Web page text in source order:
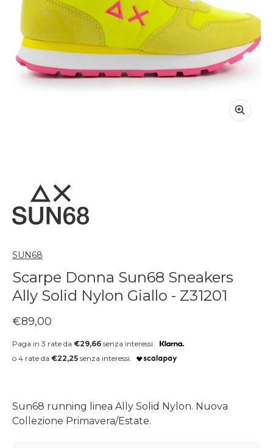
SUN68
Scarpe Donna Sun68 Sneakers
Ally Solid Nylon Giallo - Z31201
Prezzo regolare
€89,00
Paga in 3 rate da €29,66 senza interessi.
o 4 rate da €22,25 senza interessi.
Sun68 running linea Ally Solid Nylon. Nuova
Collezione Primavera/Estate.